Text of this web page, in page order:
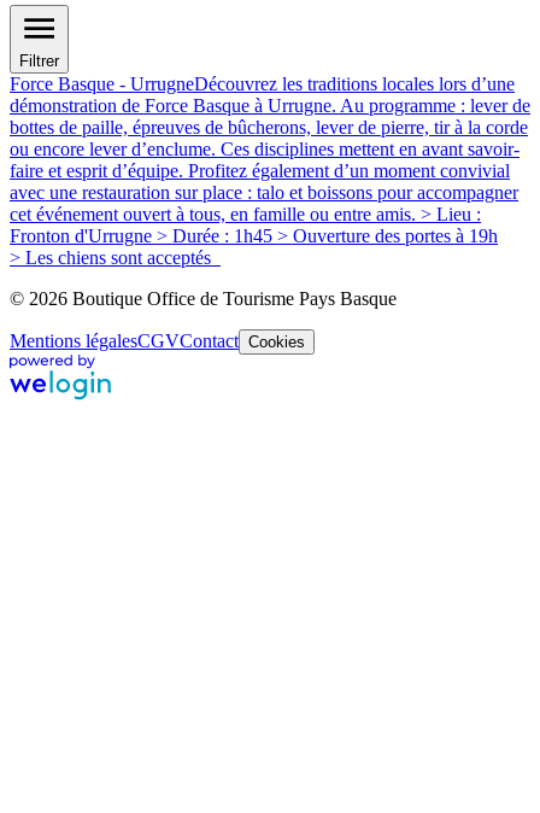
Filtrer
Force Basque - UrrugneDécouvrez les traditions locales lors d’une
démonstration de Force Basque à Urrugne. Au programme : lever de
bottes de paille, épreuves de bûcherons, lever de pierre, tir à la corde
ou encore lever d’enclume. Ces disciplines mettent en avant savoir-
faire et esprit d’équipe. Profitez également d’un moment convivial
avec une restauration sur place : talo et boissons pour accompagner
cet événement ouvert à tous, en famille ou entre amis. > Lieu :
Fronton d'Urrugne > Durée : 1h45 > Ouverture des portes à 19h
> Les chiens sont acceptés
© 2026 Boutique Office de Tourisme Pays Basque
Mentions légalesCGVContact Cookies